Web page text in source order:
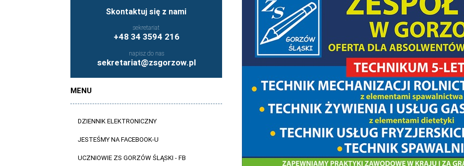
Skontaktuj się z nami
sekretariat
+48 34 3594 216
napisz do nas
sekretariat@zsgorzow.pl
MENU
DZIENNIK ELEKTRONICZNY
JESTEŚMY NA FACEBOOK-U
UCZNIOWIE ZS GORZÓW ŚLĄSKI - FB